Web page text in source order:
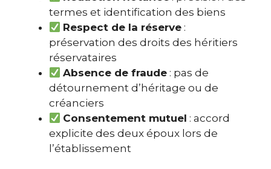
termes et identification des biens
Respect de la réserve :
préservation des droits des héritiers
réservataires
Absence de fraude : pas de
détournement d’héritage ou de
créanciers
Consentement mutuel : accord
explicite des deux époux lors de
l’établissement